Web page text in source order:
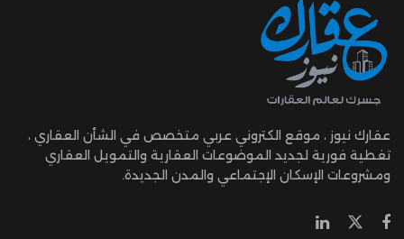
عقارك نيوز ، موقع الكتروني عربي متخصص في الشأن العقاري ،
تغطية فورية لجديد الموضوعات العقارية والتمويل العقاري
ومشروعات الإسكان الإجتماعي والمدن الجديدة.